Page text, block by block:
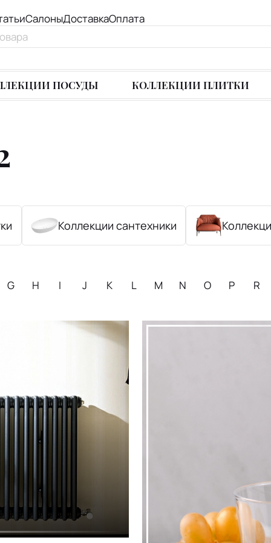
СалоныДоставкаОплата
ПОСУДЫ КОЛЛЕКЦИИ ПЛИТКИ
Коллекции сантехники
G H I J K L M N O P R